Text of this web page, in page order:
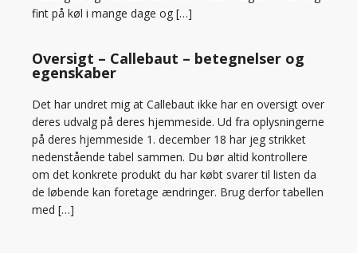
fint på køl i mange dage og […]
Oversigt – Callebaut – betegnelser og
egenskaber
Det har undret mig at Callebaut ikke har en oversigt over
deres udvalg på deres hjemmeside. Ud fra oplysningerne
på deres hjemmeside 1. december 18 har jeg strikket
nedenstående tabel sammen. Du bør altid kontrollere
om det konkrete produkt du har købt svarer til listen da
de løbende kan foretage ændringer. Brug derfor tabellen
med […]